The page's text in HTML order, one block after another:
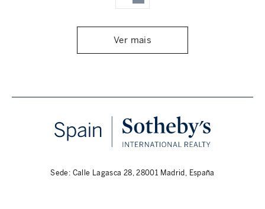
Ver mais
Sede: Calle Lagasca 28, 28001 Madrid, España